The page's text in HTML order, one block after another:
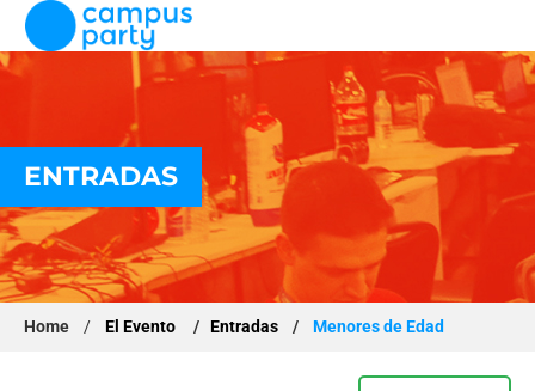
ENTRADAS
Home / El Evento / Entradas / Menores de Edad